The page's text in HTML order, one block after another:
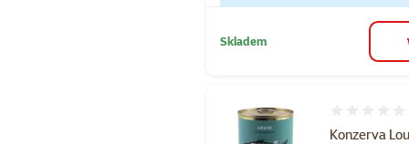
Skladem
Konzerva